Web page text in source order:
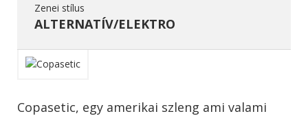
Zenei stílus
ALTERNATÍV/ELEKTRO
Copasetic, egy amerikai szleng ami valami